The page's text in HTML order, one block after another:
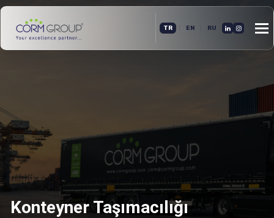
TR EN RU
Konteyner Taşımacılığı